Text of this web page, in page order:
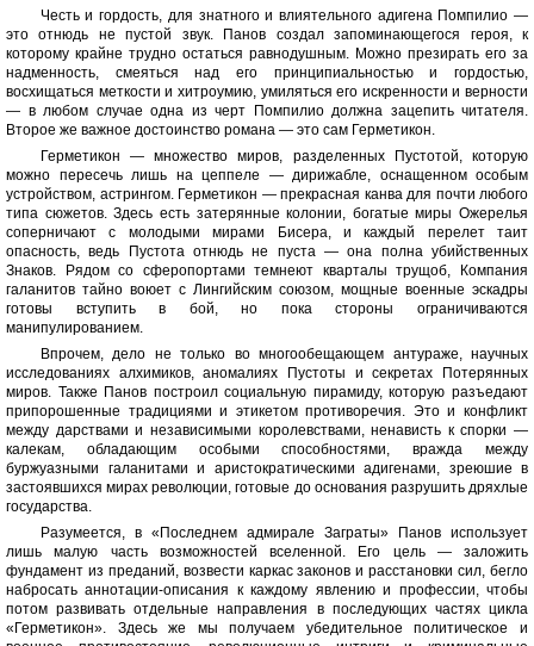
Честь и гордость, для знатного и влиятельного адигена Помпилио —
это отнюдь не пустой звук. Панов создал запоминающегося героя, к
которому крайне трудно остаться равнодушным. Можно презирать его за
надменность, смеяться над его принципиальностью и гордостью,
восхищаться меткости и хитроумию, умиляться его искренности и верности
— в любом случае одна из черт Помпилио должна зацепить читателя.
Второе же важное достоинство романа — это сам Герметикон.
Герметикон — множество миров, разделенных Пустотой, которую
можно пересечь лишь на цеппеле — дирижабле, оснащенном особым
устройством, астрингом. Герметикон — прекрасная канва для почти любого
типа сюжетов. Здесь есть затерянные колонии, богатые миры Ожерелья
соперничают с молодыми мирами Бисера, и каждый перелет таит
опасность, ведь Пустота отнюдь не пуста — она полна убийственных
Знаков. Рядом со сферопортами темнеют кварталы трущоб, Компания
галанитов тайно воюет с Лингийским союзом, мощные военные эскадры
готовы вступить в бой, но пока стороны ограничиваются
манипулированием.
Впрочем, дело не только во многообещающем антураже, научных
исследованиях алхимиков, аномалиях Пустоты и секретах Потерянных
миров. Также Панов построил социальную пирамиду, которую разъедают
припорошенные традициями и этикетом противоречия. Это и конфликт
между дарствами и независимыми королевствами, ненависть к спорки —
калекам, обладающим особыми способностями, вражда между
буржуазными галанитами и аристократическими адигенами, зреюшие в
застоявшихся мирах революции, готовые до основания разрушить дряхлые
государства.
Разумеется, в «Последнем адмирале Заграты» Панов использует
лишь малую часть возможностей вселенной. Его цель — заложить
фундамент из преданий, возвести каркас законов и расстановки сил, бегло
набросать аннотации-описания к каждому явлению и профессии, чтобы
потом развивать отдельные направления в последующих частях цикла
«Герметикон». Здесь же мы получаем убедительное политическое и